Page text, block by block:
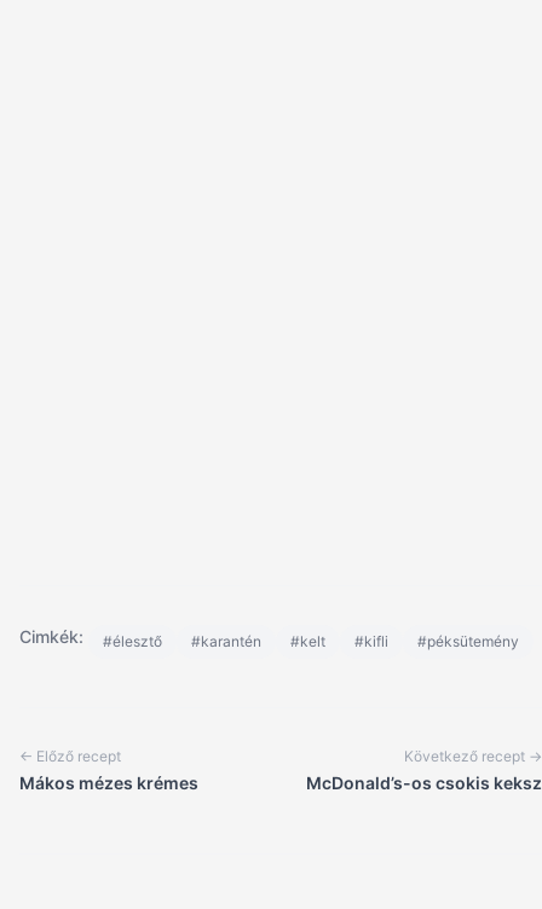
Cimkék: #élesztő #karantén #kelt #kifli #péksütemény
← Előző recept
Mákos mézes krémes
Következő recept →
McDonald’s-os csokis keksz